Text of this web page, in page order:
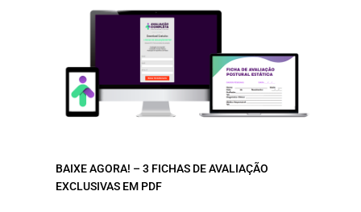
BAIXE AGORA! – 3 FICHAS DE AVALIAÇÃO
EXCLUSIVAS EM PDF